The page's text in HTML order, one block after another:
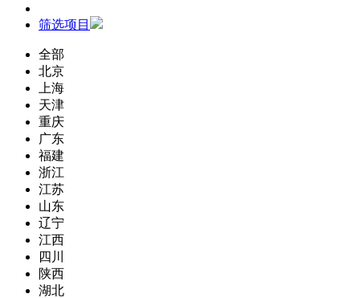
筛选项目
全部
北京
上海
天津
重庆
广东
福建
浙江
江苏
山东
辽宁
江西
四川
陕西
湖北